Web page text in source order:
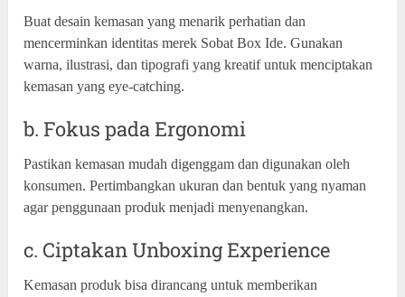
Buat desain kemasan yang menarik perhatian dan
mencerminkan identitas merek Sobat Box Ide. Gunakan
warna, ilustrasi, dan tipografi yang kreatif untuk menciptakan
kemasan yang eye-catching.
b. Fokus pada Ergonomi
Pastikan kemasan mudah digenggam dan digunakan oleh
konsumen. Pertimbangkan ukuran dan bentuk yang nyaman
agar penggunaan produk menjadi menyenangkan.
c. Ciptakan Unboxing Experience
Kemasan produk bisa dirancang untuk memberikan